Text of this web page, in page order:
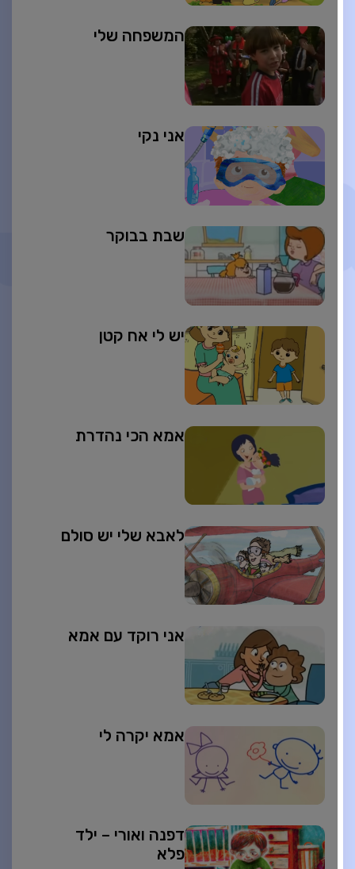
המשפחה שלי
אני נקי
שבת בבוקר
יש לי אח קטן
אמא הכי נהדרת
לאבא שלי יש סולם
אני רוקד עם אמא
אמא יקרה לי
דפנה ואורי – ילד
פלא